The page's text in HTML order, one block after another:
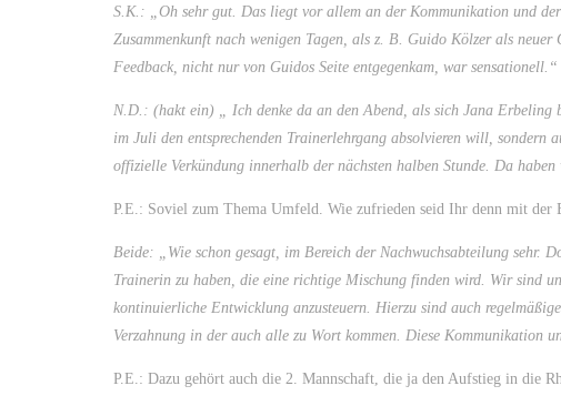
S.K.: „Oh sehr gut. Das liegt vor allem an der Kommunikation und
Zusammenkunft nach wenigen Tagen, als z. B. Guido Kölzer als
Feedback, nicht nur von Guidos Seite entgegenkam, war sensationell.“
N.D.: (hakt ein) „ Ich denke da an den Abend, als sich Jana Erbeling
im Juli den entsprechenden Trainerlehrgang absolvieren will, sondern
offizielle Verkündung innerhalb der nächsten halben Stunde. Da
P.E.: Soviel zum Thema Umfeld. Wie zufrieden seid Ihr denn mit der
Beide: „Wie schon gesagt, im Bereich der Nachwuchsabteilung sehr.
Trainerin zu haben, die eine richtige Mischung finden wird. Wir sind
kontinuierliche Entwicklung anzusteuern. Hierzu sind auch
Verzahnung in der auch alle zu Wort kommen. Diese Kommunikation
P.E.: Dazu gehört auch die 2. Mannschaft, die ja den Aufstieg in die